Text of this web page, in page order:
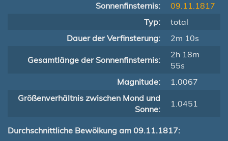
Sonnenfinsternis:
09.11.1817
Typ:
total
Dauer der Verfinsterung:
2m 10s
Gesamtlänge der Sonnenfinsternis:
2h 18m
55s
Magnitude:
1.0067
Größenverhältnis zwischen Mond und
Sonne:
1.0451
Durchschnittliche Bewölkung am 09.11.1817: